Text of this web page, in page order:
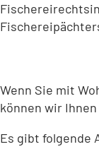
Wenn Sie mit
können wir
Es gibt folgende